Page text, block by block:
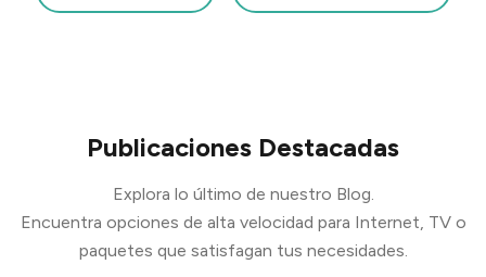
Publicaciones Destacadas
Explora lo último de nuestro Blog.
Encuentra opciones de alta velocidad para Internet, TV o
paquetes que satisfagan tus necesidades.